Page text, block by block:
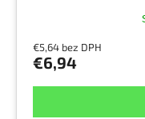
€5,64 bez DPH
€6,94